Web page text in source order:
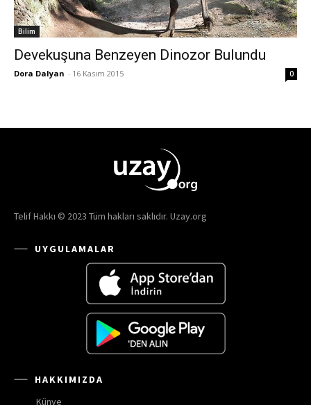
Bilim
Devekuşuna Benzeyen Dinozor Bulundu
Dora Dalyan - 16 Kasım 2015 0
Telif Hakkı © 2023 Tüm hakları saklıdır. Uzay.org
UYGULAMALAR
HAKKIMIZDA
Künye